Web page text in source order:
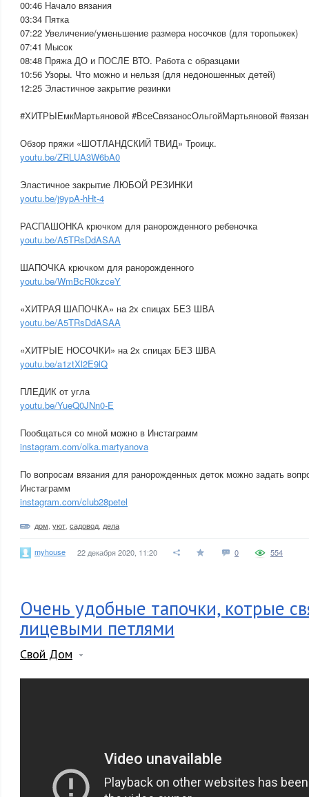
00:46 Начало вязания
03:34 Пятка
07:22 Увеличение/уменьшение размера носочков (для торопыжек)
07:41 Мысок
08:48 Пряжа ДО и ПОСЛЕ ВТО. Работа с образцами
10:56 Узоры. Что можно и нельзя (для недоношенных детей)
12:25 Эластичное закрытие резинки
#ХИТРЫЕмкMартьяновой #ВсеСвязаносОльгойМартьяновой
Обзор пряжи «ШОТЛАНДСКИЙ ТВИД» Троицк.
youtu.be/ZRLUA3W6bA0
Эластичное закрытие ЛЮБОЙ РЕЗИНКИ
youtu.be/j9ypA-hHt-4
РАСПАШОНКА крючком для ранорожденного ребеночка
youtu.be/A5TRsDdASAA
ШАПОЧКА крючком для ранорожденного
youtu.be/WmBcR0kzceY
«ХИТРАЯ ШАПОЧКА» на 2х спицах БЕЗ ШВА
youtu.be/A5TRsDdASAA
«ХИТРЫЕ НОСОЧКИ» на 2х спицах БЕЗ ШВА
youtu.be/a1ztXl2E9lQ
ПЛЕДИК от угла
youtu.be/YueQ0JNn0-E
Пообщаться со мной можно в Инстаграмм
instagram.com/olka.martyanova
По вопросам вязания для ранорожденных деток можно задать
Инстаграмм
instagram.com/club28petel
дом уют садовод дела
myhouse 22 декабря 2020, 11:20 0 554
Очень удобные тапочки, котрые
лицевыми петлями
Свой Дом